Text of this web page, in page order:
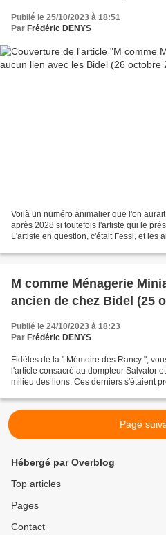
Publié le 25/10/2023 à 18:51
Par Frédéric DENYS
Voilà un numéro animalier que l'on
après 2028 si toutefois l'artiste qui le
L'artiste en question, c'était Fessi, et les
M comme Ménagerie Miniature de Salvator : un
Publié le 24/10/2023 à 18:23
Par Frédéric DENYS
Fidèles de la " Mémoire des Rancy ",
l'article consacré au dompteur Salvator
milieu des lions. Ces derniers s'étaient
Page
Hébergé par Overblog
Top articles
Pages
Contact